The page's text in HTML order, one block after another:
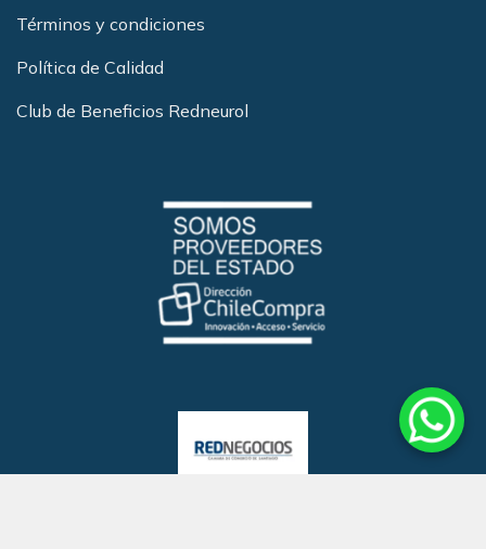
Términos y condiciones
Política de Calidad
Club de Beneficios Redneurol